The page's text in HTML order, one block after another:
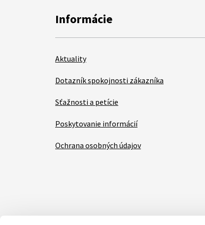
Informácie
Aktuality
Dotazník spokojnosti zákazníka
Sťažnosti a petície
Poskytovanie informácií
Ochrana osobných údajov